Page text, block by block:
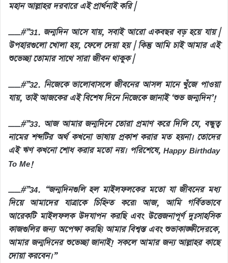
মহান আল্লাহর দরবারে এই প্রার্থনাই করি |
__#”31. জন্মদিন আসে যায়, সবাই আরো একবছর বড় হয়ে যায় |
উপহারগুলো খোলা হয়, ফেলে দেয়া হয় | কিন্তু আমি চাই আমার এই
শুভেচ্ছা তোমার সাথে সারা জীবন থাকুক |
__#”32. নিজেকে ভালোবাসলে জীবনের আসল মানে খুঁজে পাওয়া
যায়, তাই আজকের এই বিশেষ দিনে নিজেকে জানাই ‘শুভ জন্মদিন’!
__#”33. আজ আমার জন্মদিনে তোরা প্রমাণ করে দিলি যে, বন্ধুত্ব
নামের শব্দটির অর্থ কখনো ভাষায় প্রকাশ করার মত হয়না। তোদের
এই ঋণ কখনো শোধ করার মতো নয়। পরিশেষে, Happy Birthday
To Me!
__#”34. “জন্মদিনগুলি হল মাইলফলকের মতো যা জীবনের মধ্য
দিয়ে আমাদের যাত্রাকে চিহ্নিত করে৷ আজ, আমি গর্বিতভাবে
আরেকটি মাইলফলক উদযাপন করছি এবং উত্তেজনাপূর্ণ দুঃসাহসিক
কাজগুলির জন্য অপেক্ষা করছি৷ আমার বিশ্বস্ত এবং শুভাকাঙ্ক্ষীদেরকে,
আমার জন্মদিনের শুভেচ্ছা জানাই! সকলে আমার জন্য আল্লাহর কাছে
দোয়া করবেন।”